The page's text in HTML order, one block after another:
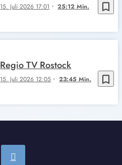
bookmark_border
15. Juli 2026 17:01 25:12 Min.
bookmark_border
15. Juli 2026 12:05 23:45 Min.
Regio TV Rostock